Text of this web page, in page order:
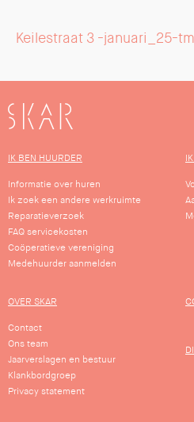
Keilestraat 3 -januari_25-
SKAR
IK BEN HUURDER
Informatie over huren
Ik zoek een andere werkruimte
Reparatieverzoek
FAQ servicekosten
Coöperatieve vereniging
Medehuurder aanmelden
OVER SKAR
Contact
Ons team
Jaarverslagen en bestuur
Klankbordgroep
Privacy statement